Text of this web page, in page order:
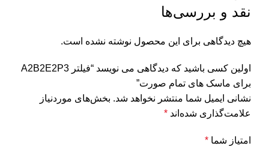
نقد و بررسی‌ها
هیچ دیدگاهی برای این محصول نوشته نشده است.
اولین کسی باشید که دیدگاهی می نویسد “فیلتر A2B2E2P3
برای ماسک های تمام صورت”
نشانی ایمیل شما منتشر نخواهد شد. بخش‌های موردنیاز
علامت‌گذاری شده‌اند *
امتیاز شما *